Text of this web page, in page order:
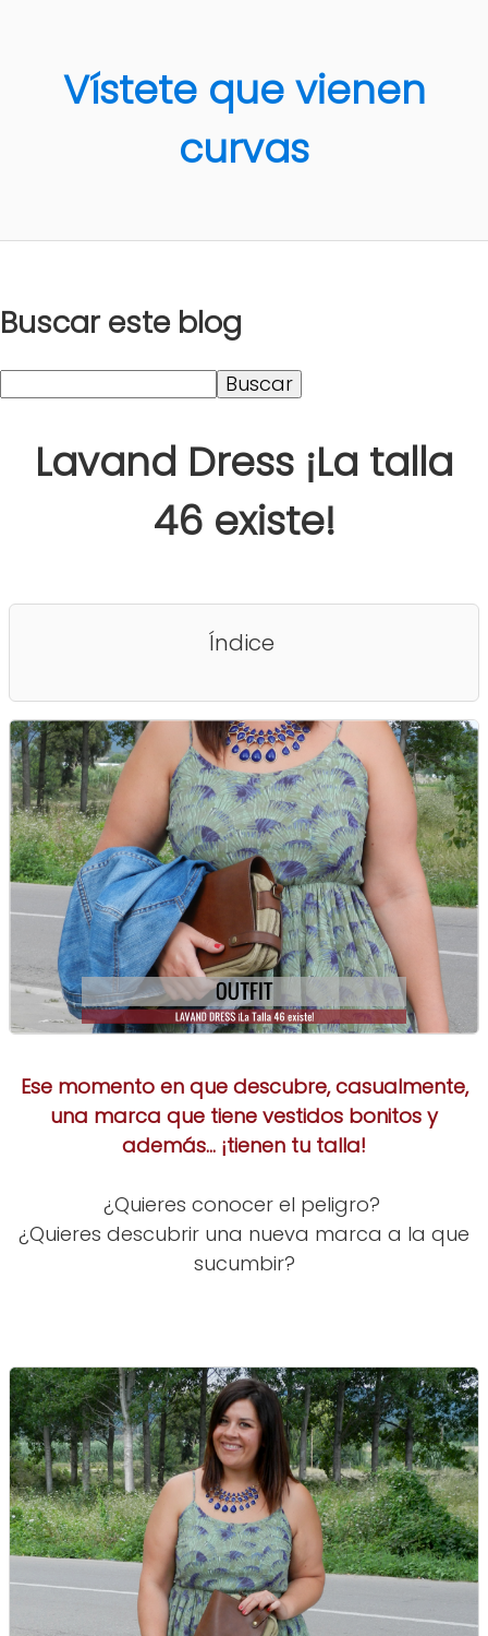
Vístete que vienen
curvas
Buscar este blog
Lavand Dress ¡La talla
46 existe!
Índice
Ese momento en que descubre, casualmente,
una marca que tiene vestidos bonitos y
además... ¡tienen tu talla!
¿Quieres conocer el peligro?
¿Quieres descubrir una nueva marca a la que
sucumbir?